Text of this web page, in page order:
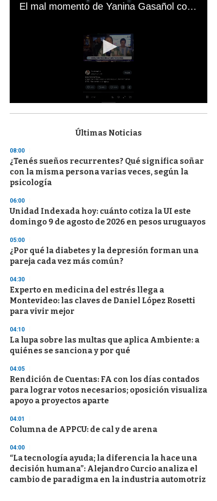
El mal momento de Yanina Gasañol con un hincha argentino en "Subrayado"
s
d
s
o
f
3
s
e
c
o
d
Últimas Noticias
08:00
¿Tenés sueños recurrentes? Qué significa soñar
con la misma persona varias veces, según la
psicología
06:00
Unidad Indexada hoy: cuánto cotiza la UI este
domingo 9 de agosto de 2026 en pesos uruguayos
05:00
¿Por qué la diabetes y la depresión forman una
pareja cada vez más común?
04:30
Experto en medicina del estrés llega a
Montevideo: las claves de Daniel López Rosetti
para vivir mejor
04:10
La lupa sobre las multas que aplica Ambiente: a
quiénes se sanciona y por qué
04:05
Rendición de Cuentas: FA con los días contados
para lograr votos necesarios; oposición visualiza
apoyo a proyectos aparte
04:01
Columna de APPCU: de cal y de arena
04:00
“La tecnología ayuda; la diferencia la hace una
decisión humana”: Alejandro Curcio analiza el
cambio de paradigma en la industria automotriz